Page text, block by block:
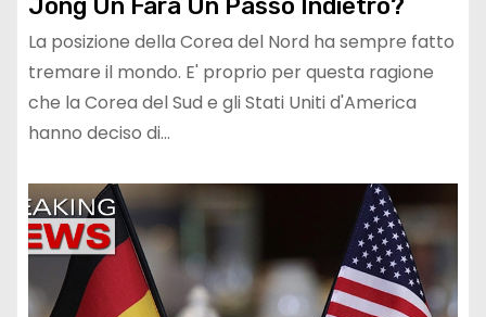
La posizione della Corea del Nord ha sempre fatto
tremare il mondo. E' proprio per questa ragione
che la Corea del Sud e gli Stati Uniti d'America
hanno deciso di…